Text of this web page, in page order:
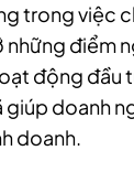
trong việc
điểm
động đầu
doanh
doanh.